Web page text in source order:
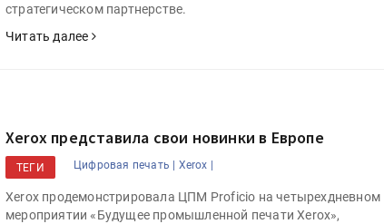
стратегическом партнерстве.
Читать далее
Xerox представила свои новинки в Европе
ТЕГИ Цифровая печать | Xerox |
Xerox продемонстрировала ЦПМ Proficio на четырехдневном
мероприятии «Будущее промышленной печати Xerox»,